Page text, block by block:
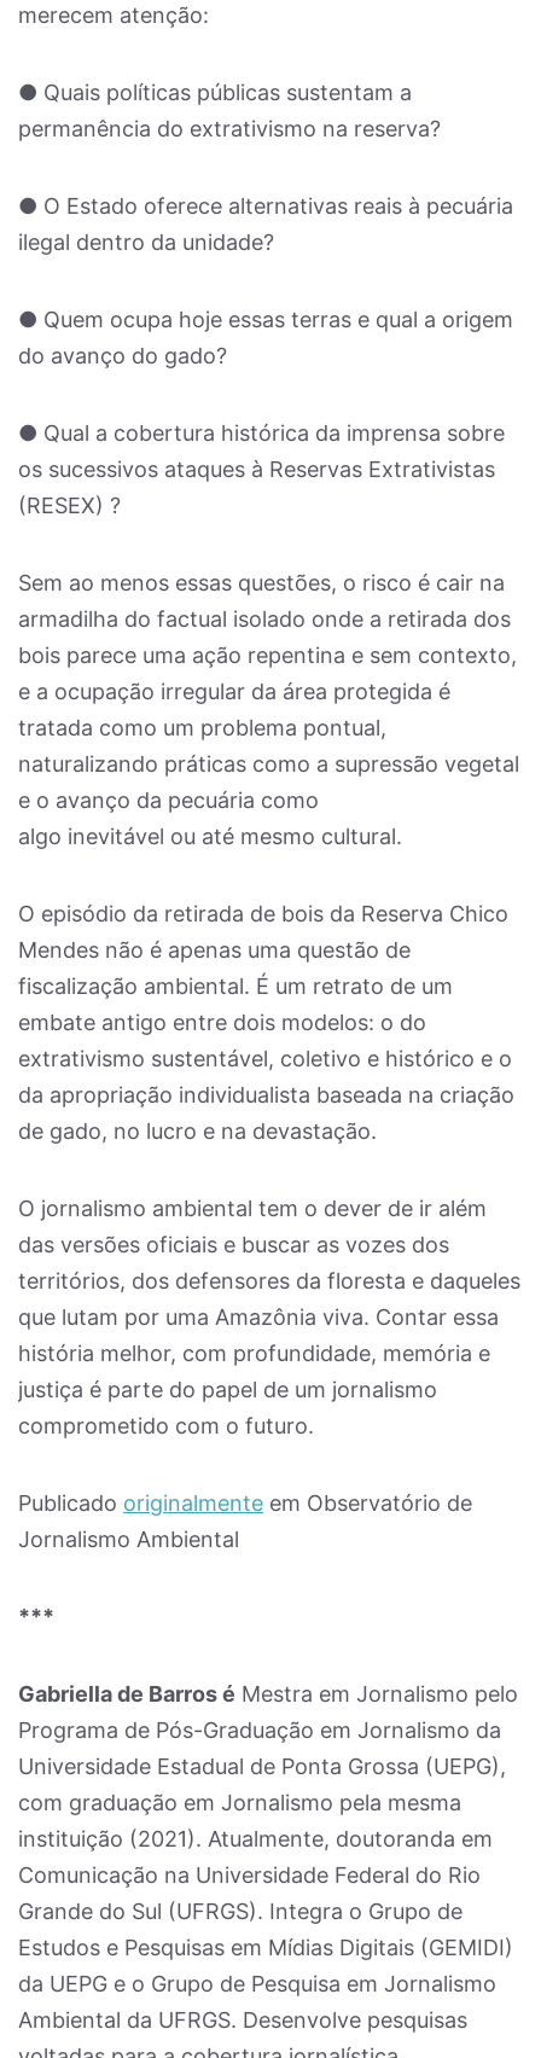
merecem atenção:
● Quais políticas públicas sustentam a
permanência do extrativismo na reserva?
● O Estado oferece alternativas reais à pecuária
ilegal dentro da unidade?
● Quem ocupa hoje essas terras e qual a origem
do avanço do gado?
● Qual a cobertura histórica da imprensa sobre
os sucessivos ataques à Reservas Extrativistas
(RESEX) ?
Sem ao menos essas questões, o risco é cair na
armadilha do factual isolado onde a retirada dos
bois parece uma ação repentina e sem contexto,
e a ocupação irregular da área protegida é
tratada como um problema pontual,
naturalizando práticas como a supressão vegetal
e o avanço da pecuária como
algo inevitável ou até mesmo cultural.
O episódio da retirada de bois da Reserva Chico
Mendes não é apenas uma questão de
fiscalização ambiental. É um retrato de um
embate antigo entre dois modelos: o do
extrativismo sustentável, coletivo e histórico e o
da apropriação individualista baseada na criação
de gado, no lucro e na devastação.
O jornalismo ambiental tem o dever de ir além
das versões oficiais e buscar as vozes dos
territórios, dos defensores da floresta e daqueles
que lutam por uma Amazônia viva. Contar essa
história melhor, com profundidade, memória e
justiça é parte do papel de um jornalismo
comprometido com o futuro.
Publicado originalmente em Observatório de
Jornalismo Ambiental
***
Gabriella de Barros é Mestra em Jornalismo pelo
Programa de Pós-Graduação em Jornalismo da
Universidade Estadual de Ponta Grossa (UEPG),
com graduação em Jornalismo pela mesma
instituição (2021). Atualmente, doutoranda em
Comunicação na Universidade Federal do Rio
Grande do Sul (UFRGS). Integra o Grupo de
Estudos e Pesquisas em Mídias Digitais (GEMIDI)
da UEPG e o Grupo de Pesquisa em Jornalismo
Ambiental da UFRGS. Desenvolve pesquisas